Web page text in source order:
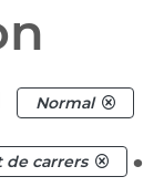
Normal
de carrers .